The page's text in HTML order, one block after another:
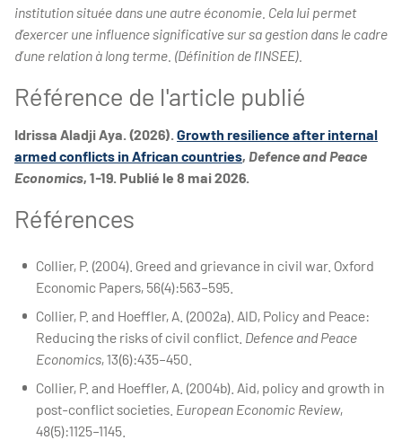
institution située dans une autre économie. Cela lui permet
d’exercer une influence significative sur sa gestion dans le cadre
d’une relation à long terme. (Définition de l’INSEE).
Référence de l'article publié
Idrissa Aladji Aya. (2026). Growth resilience after internal
armed conflicts in African countries, Defence and Peace
Economics, 1-19. Publié le 8 mai 2026.
Références
Collier, P. (2004). Greed and grievance in civil war. Oxford
Economic Papers, 56(4):563–595.
Collier, P. and Hoeffler, A. (2002a). AID, Policy and Peace:
Reducing the risks of civil conflict. Defence and Peace
Economics, 13(6):435–450.
Collier, P. and Hoeffler, A. (2004b). Aid, policy and growth in
post-conflict societies. European Economic Review,
48(5):1125–1145.